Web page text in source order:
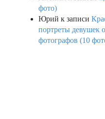
фото)
Юрий к записи
портреты девушек
фотографов (10